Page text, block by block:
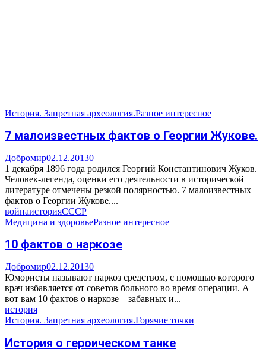
История. Запретная археология.Разное интересное
7 малоизвестных фактов о Георгии Жукове.
Добромир02.12.20130
1 декабря 1896 года родился Георгий Константинович Жуков.
Человек-легенда, оценки его деятельности в исторической
литературе отмечены резкой полярностью. 7 малоизвестных
фактов о Георгии Жукове....
войнаисторияСССР
Медицина и здоровьеРазное интересное
10 фактов о наркозе
Добромир02.12.20130
Юмористы называют наркоз средством, с помощью которого
врач избавляется от советов больного во время операции. А
вот вам 10 фактов о наркозе – забавных и...
история
История. Запретная археология.Горячие точки
История о героическом танке